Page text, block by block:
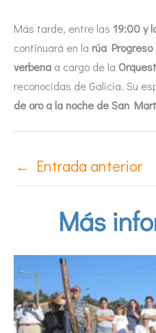
Más tarde, entre las 19:00 y
continuará en la rúa Progreso
verbena a cargo de la
reconocidas de Galicia. Su
de oro a la noche de San
← Entrada anterior
Más